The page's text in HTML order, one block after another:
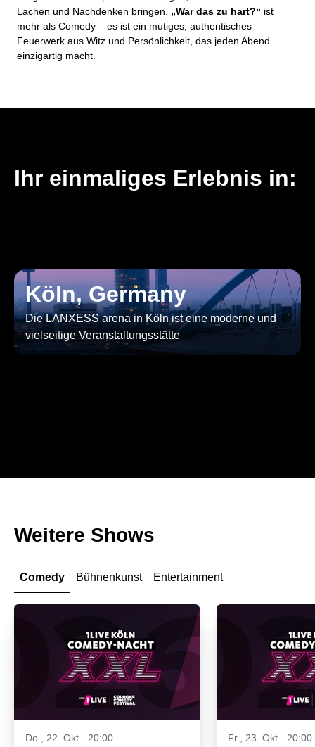
Lachen und Nachdenken bringen. „War das zu hart?“ ist
mehr als Comedy – es ist ein mutiges, authentisches
Feuerwerk aus Witz und Persönlichkeit, das jeden Abend
einzigartig macht.
Ihr einmaliges Erlebnis in:
Köln, Germany
Die LANXESS arena in Köln ist eine moderne und
vielseitige Veranstaltungsstätte
Weitere Shows
Comedy Bühnenkunst Entertainment
Do., 22. Okt - 20:00 Fr., 23. Okt - 20:00